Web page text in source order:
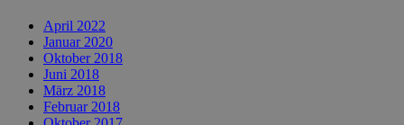
April 2022
Januar 2020
Oktober 2018
Juni 2018
März 2018
Februar 2018